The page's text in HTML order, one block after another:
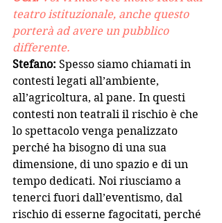
teatro istituzionale, anche questo
porterà ad avere un pubblico
differente.
Stefano: Spesso siamo chiamati in
contesti legati all’ambiente,
all’agricoltura, al pane. In questi
contesti non teatrali il rischio è che
lo spettacolo venga penalizzato
perché ha bisogno di una sua
dimensione, di uno spazio e di un
tempo dedicati. Noi riusciamo a
tenerci fuori dall’eventismo, dal
rischio di esserne fagocitati, perché